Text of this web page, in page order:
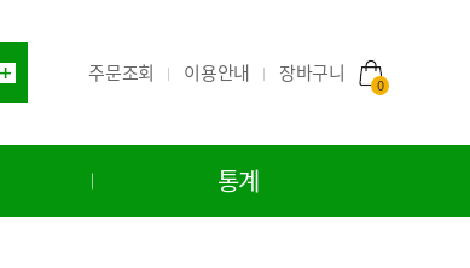
주문조회 이용안내 장바구니 0
통계